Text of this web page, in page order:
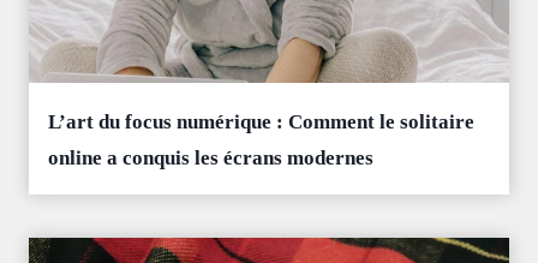
L’art du focus numérique : Comment le solitaire
online a conquis les écrans modernes